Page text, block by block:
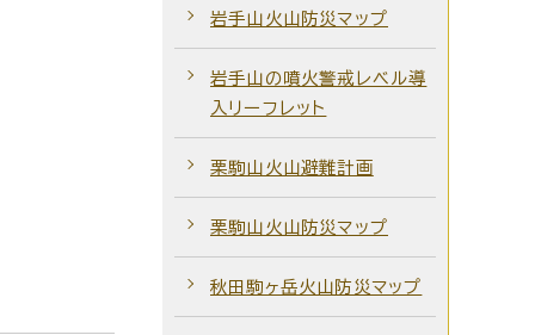
岩手山火山防災マップ
岩手山の噴火警戒レベル導
入リーフレット
栗駒山火山避難計画
栗駒山火山防災マップ
秋田駒ヶ岳火山防災マップ